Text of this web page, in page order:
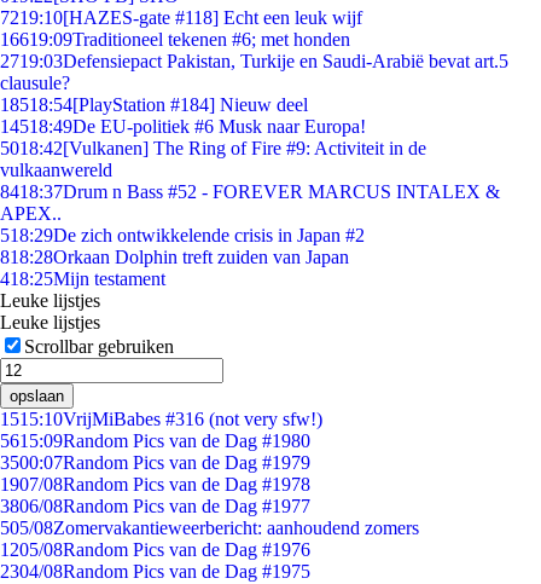
7219:10[HAZES-gate #118] Echt een leuk wijf
16619:09Traditioneel tekenen #6; met honden
2719:03Defensiepact Pakistan, Turkije en Saudi-Arabië bevat art.5
clausule?
18518:54[PlayStation #184] Nieuw deel
14518:49De EU-politiek #6 Musk naar Europa!
5018:42[Vulkanen] The Ring of Fire #9: Activiteit in de
vulkaanwereld
8418:37Drum n Bass #52 - FOREVER MARCUS INTALEX &
APEX..
518:29De zich ontwikkelende crisis in Japan #2
818:28Orkaan Dolphin treft zuiden van Japan
418:25Mijn testament
Leuke lijstjes
Leuke lijstjes
Scrollbar gebruiken
opslaan
1515:10VrijMiBabes #316 (not very sfw!)
5615:09Random Pics van de Dag #1980
3500:07Random Pics van de Dag #1979
1907/08Random Pics van de Dag #1978
3806/08Random Pics van de Dag #1977
505/08Zomervakantieweerbericht: aanhoudend zomers
1205/08Random Pics van de Dag #1976
2304/08Random Pics van de Dag #1975